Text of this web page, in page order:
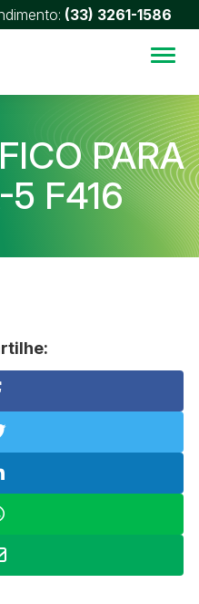
(33) 3261-1586
PARA
5 F416